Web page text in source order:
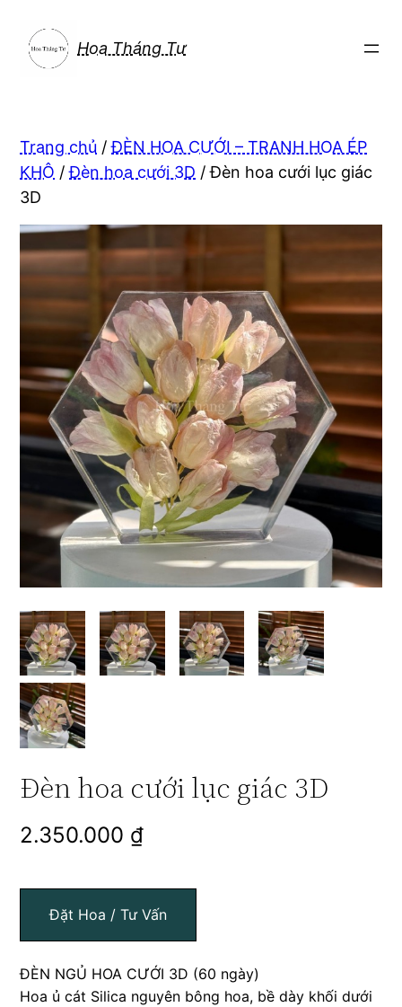
phần
Hoa Tháng Tư
Trang chủ /ĐÈN HOA CƯỚI – TRANH HOA ÉP
KHÔ /Đèn hoa cưới 3D / Đèn hoa cưới lục giác
3D
Đèn hoa cưới lục giác 3D
2.350.000 ₫
Đặt Hoa / Tư Vấn
ĐÈN NGỦ HOA CƯỚI 3D (60 ngày)
Hoa ủ cát Silica nguyên bông hoa, bề dày khối dưới